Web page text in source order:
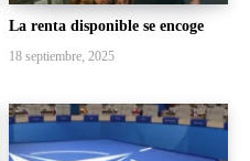
La renta disponible se encoge
18 septiembre, 2025